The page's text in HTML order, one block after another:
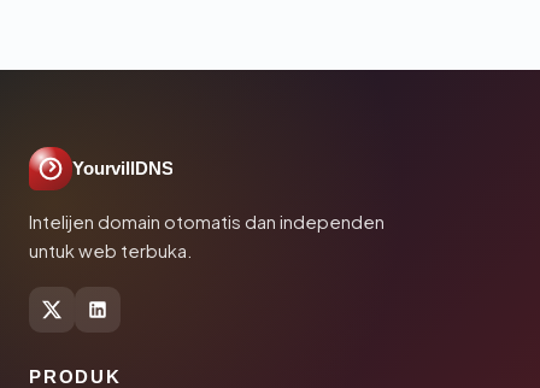
YourvillDNS
Intelijen domain otomatis dan independen
untuk web terbuka.
PRODUK